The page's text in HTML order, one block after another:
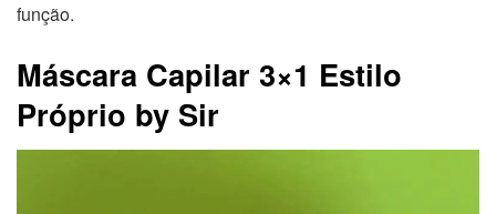
função.
Máscara Capilar 3×1 Estilo
Próprio by Sir